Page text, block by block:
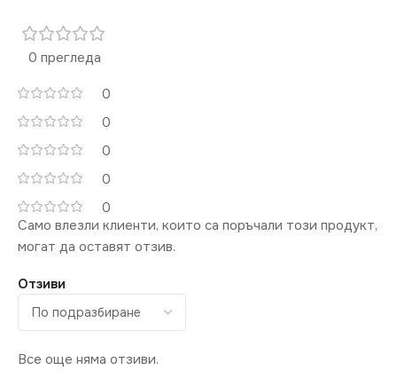
0 прегледа
0
0
0
0
0
Отзиви
Все още няма отзиви.
Само влезли клиенти, които са поръчали този продукт,
могат да оставят отзив.